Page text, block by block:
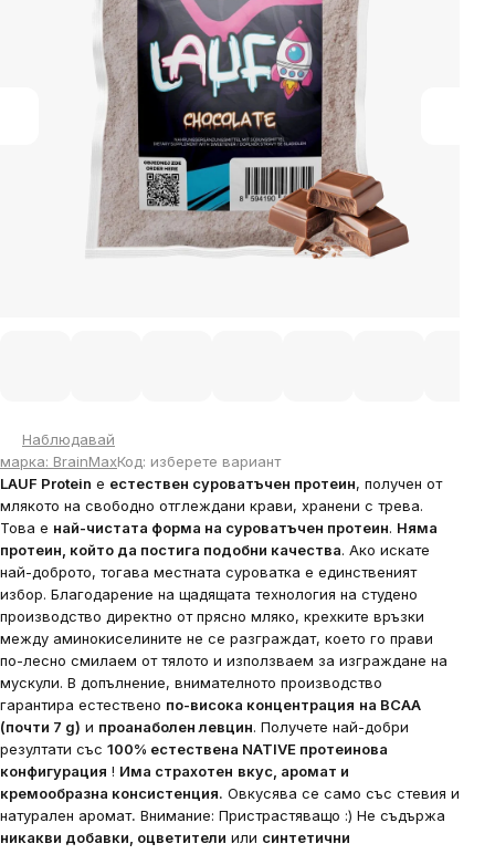
Наблюдавай
марка: BrainMaxКод: изберете вариант
LAUF Protein е естествен суроватъчен протеин, получен от
млякото на свободно отглеждани крави, хранени с трева.
Това е най-чистата форма на суроватъчен протеин. Няма
протеин, който да постига подобни качества. Ако искате
най-доброто, тогава местната суроватка е единственият
избор. Благодарение на щадящата технология на студено
производство директно от прясно мляко, крехките връзки
между аминокиселините не се разграждат, което го прави
по-лесно смилаем от тялото и използваем за изграждане на
мускули. В допълнение, внимателното производство
гарантира естествено по-висока концентрация на BCAA
(почти 7 g) и проанаболен левцин. Получете най-добри
резултати със 100% естествена NATIVE протеинова
конфигурация ! Има страхотен вкус, аромат и
кремообразна консистенция. Овкусява се само със стевия и
натурален аромат. Внимание: Пристрастяващо :) Не съдържа
никакви добавки, оцветители или синтетични